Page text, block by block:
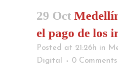
29 Oct
el pago de los
Posted at 21:26h in
Digital
0 Comments